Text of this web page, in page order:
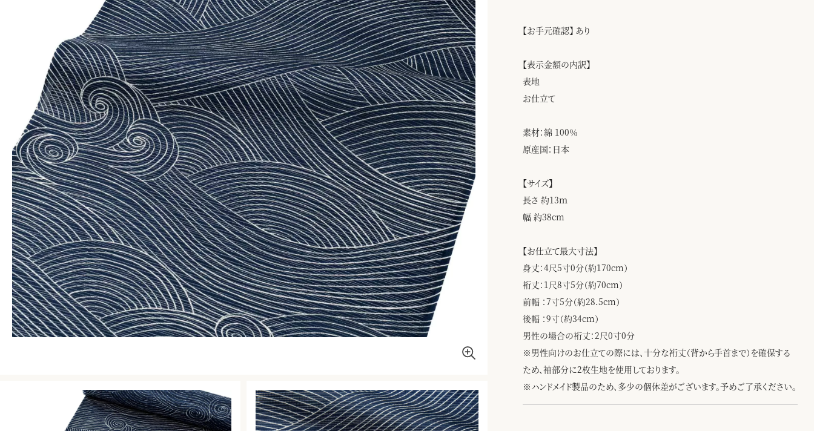
【お手元確認】 あり
【表示金額の内訳】
表地
お仕立て
素材：綿 100％
原産国：日本
【サイズ】
長さ 約13ｍ
幅 約38cm
【お仕立て最大寸法】
身丈：4尺5寸0分（約170cm）
裄丈：1尺8寸5分（約70cm）
前幅 ：7寸5分（約28.5cm）
後幅 ：9寸（約34cm）
男性の場合の裄丈：2尺0寸0分
※男性向けのお仕立ての際には、十分な裄丈（背から手首まで）を確保する
ため、袖部分に2枚生地を使用しております。
※ハンドメイド製品のため、多少の個体差がございます。予めご了承ください。